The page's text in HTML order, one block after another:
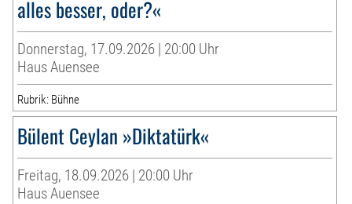
alles besser, oder?«
Donnerstag, 17.09.2026 | 20:00 Uhr
Haus Auensee
Rubrik: Bühne
Bülent Ceylan »Diktatürk«
Freitag, 18.09.2026 | 20:00 Uhr
Haus Auensee